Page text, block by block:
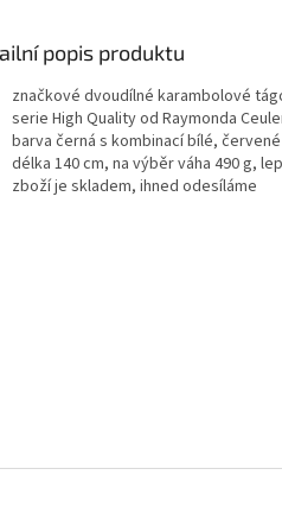
popis produktu
značkové dvoudílné karambolové
serie High Quality od Raymonda
barva černá s kombinací bílé,
délka 140 cm, na výběr váha 490 g,
zboží je skladem, ihned odesíláme